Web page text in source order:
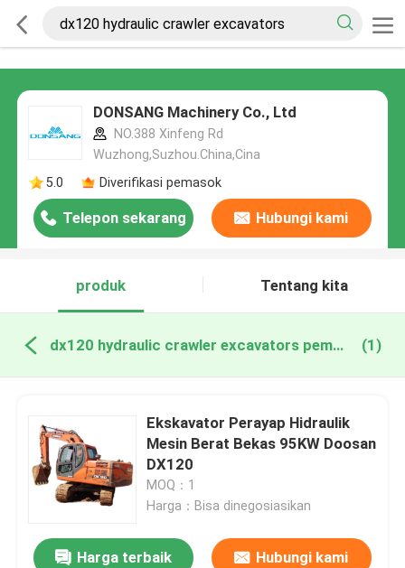
DONSANG Machinery Co., Ltd
NO.388 Xinfeng Rd
Wuzhong,Suzhou.China,Cina
5.0
Diverifikasi pemasok
Telepon sekarang Hubungi kami
produk Tentang kita
dx120 hydraulic crawler excavators pembuatan online (1)
Ekskavator Perayap Hidraulik
Mesin Berat Bekas 95KW Doosan
DX120
MOQ：1
Harga：Bisa dinegosiasikan
Harga terbaik Hubungi kami